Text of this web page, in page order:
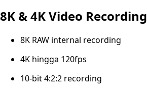
8K & 4K Video Recording
8K RAW internal recording
4K hingga 120fps
10-bit 4:2:2 recording